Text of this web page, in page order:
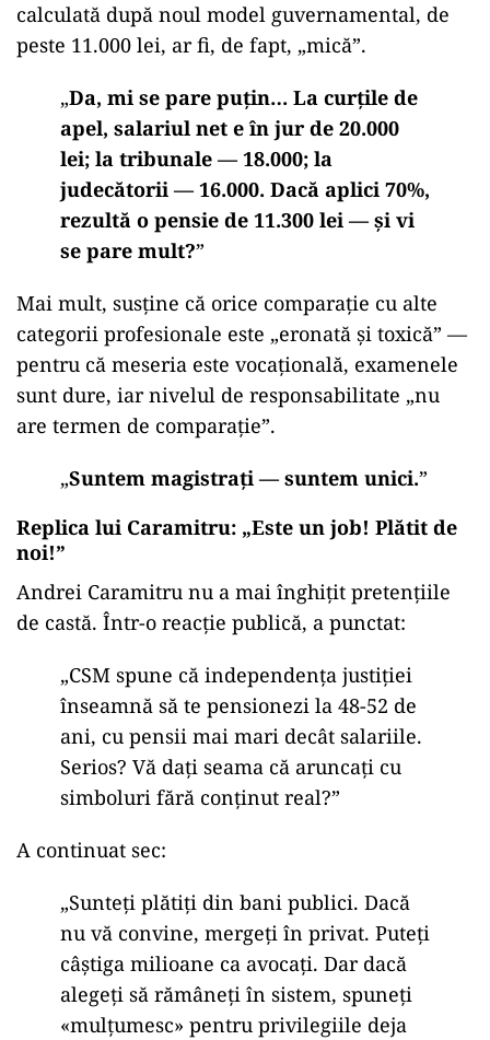
calculată după noul model guvernamental, de
peste 11.000 lei, ar fi, de fapt, „mică”.
„Da, mi se pare puțin… La curțile de
apel, salariul net e în jur de 20.000
lei; la tribunale — 18.000; la
judecătorii — 16.000. Dacă aplici 70%,
rezultă o pensie de 11.300 lei — și vi
se pare mult?”
Mai mult, susține că orice comparație cu alte
categorii profesionale este „eronată și toxică” —
pentru că meseria este vocațională, examenele
sunt dure, iar nivelul de responsabilitate „nu
are termen de comparație”.
„Suntem magistrați — suntem unici.”
Replica lui Caramitru: „Este un job! Plătit de
noi!”
Andrei Caramitru nu a mai înghițit pretențiile
de castă. Într-o reacție publică, a punctat:
„CSM spune că independența justiției
înseamnă să te pensionezi la 48-52 de
ani, cu pensii mai mari decât salariile.
Serios? Vă dați seama că aruncați cu
simboluri fără conținut real?”
A continuat sec:
„Sunteți plătiți din bani publici. Dacă
nu vă convine, mergeți în privat. Puteți
câștiga milioane ca avocați. Dar dacă
alegeți să rămâneți în sistem, spuneți
«mulțumesc» pentru privilegiile deja